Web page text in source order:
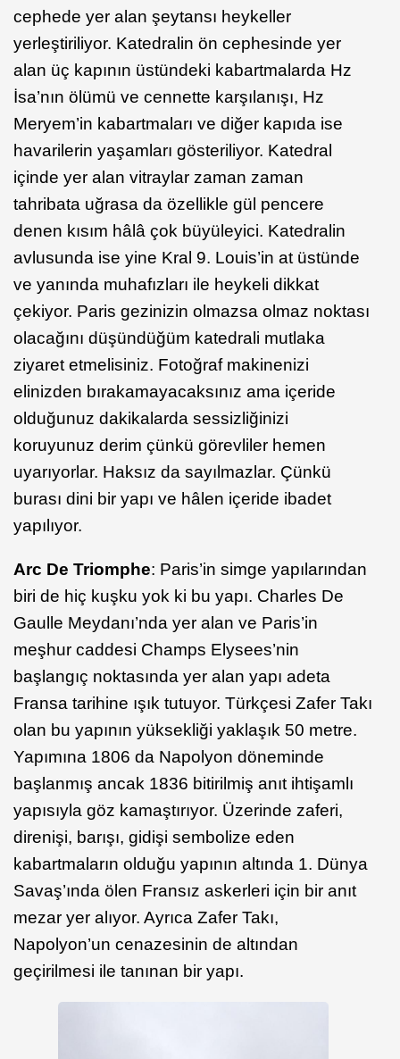
cephede yer alan şeytansı heykeller
yerleştiriliyor. Katedralin ön cephesinde yer
alan üç kapının üstündeki kabartmalarda Hz
İsa’nın ölümü ve cennette karşılanışı, Hz
Meryem’in kabartmaları ve diğer kapıda ise
havarilerin yaşamları gösteriliyor. Katedral
içinde yer alan vitraylar zaman zaman
tahribata uğrasa da özellikle gül pencere
denen kısım hâlâ çok büyüleyici. Katedralin
avlusunda ise yine Kral 9. Louis’in at üstünde
ve yanında muhafızları ile heykeli dikkat
çekiyor. Paris gezinizin olmazsa olmaz noktası
olacağını düşündüğüm katedrali mutlaka
ziyaret etmelisiniz. Fotoğraf makinenizi
elinizden bırakamayacaksınız ama içeride
olduğunuz dakikalarda sessizliğinizi
koruyunuz derim çünkü görevliler hemen
uyarıyorlar. Haksız da sayılmazlar. Çünkü
burası dini bir yapı ve hâlen içeride ibadet
yapılıyor.
Arc De Triomphe: Paris’in simge yapılarından
biri de hiç kuşku yok ki bu yapı. Charles De
Gaulle Meydanı’nda yer alan ve Paris’in
meşhur caddesi Champs Elysees’nin
başlangıç noktasında yer alan yapı adeta
Fransa tarihine ışık tutuyor. Türkçesi Zafer Takı
olan bu yapının yüksekliği yaklaşık 50 metre.
Yapımına 1806 da Napolyon döneminde
başlanmış ancak 1836 bitirilmiş anıt ihtişamlı
yapısıyla göz kamaştırıyor. Üzerinde zaferi,
direnişi, barışı, gidişi sembolize eden
kabartmaların olduğu yapının altında 1. Dünya
Savaş’ında ölen Fransız askerleri için bir anıt
mezar yer alıyor. Ayrıca Zafer Takı,
Napolyon’un cenazesinin de altından
geçirilmesi ile tanınan bir yapı.